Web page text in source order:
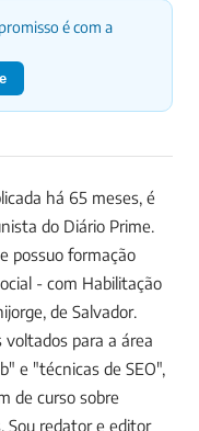
gigantes
é com a
há 65 meses, é
do Diário Prime.
possuo formação
- com Habilitação